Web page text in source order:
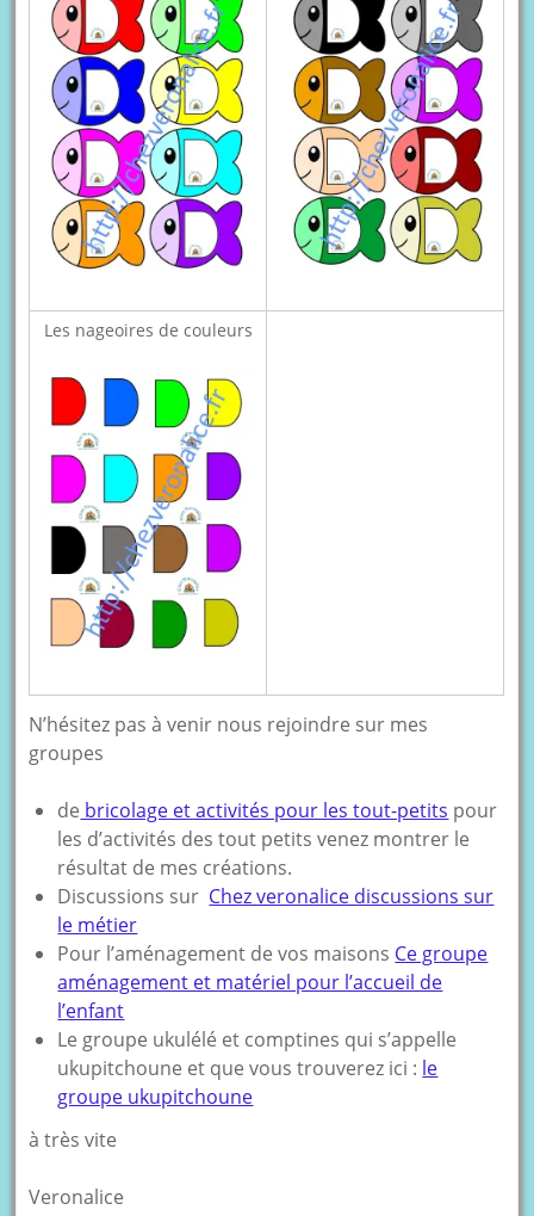
Les nageoires de couleurs
N’hésitez pas à venir nous rejoindre sur mes
groupes
de bricolage et activités pour les tout-petits pour
les d’activités des tout petits venez montrer le
résultat de mes créations.
Discussions sur Chez veronalice discussions sur
le métier
Pour l’aménagement de vos maisons Ce groupe
aménagement et matériel pour l’accueil de
l’enfant
Le groupe ukulélé et comptines qui s’appelle
ukupitchoune et que vous trouverez ici : le
groupe ukupitchoune
à très vite
Veronalice